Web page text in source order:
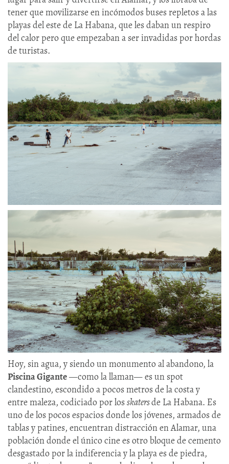
tener que movilizarse en incómodos buses repletos a las
playas del este de La Habana, que les daban un respiro
del calor pero que empezaban a ser invadidas por hordas
de turistas.
Hoy, sin agua, y siendo un monumento al abandono, la
Piscina Gigante—como la llaman— es un spot
clandestino, escondido a pocos metros de la costa y
entre maleza, codiciado por losskatersde La Habana. Es
uno de los pocos espacios donde los jóvenes, armados de
tablas y patines, encuentran distracción en Alamar, una
población donde el único cine es otro bloque de cemento
desgastado por la indiferencia y la playa es de piedra,